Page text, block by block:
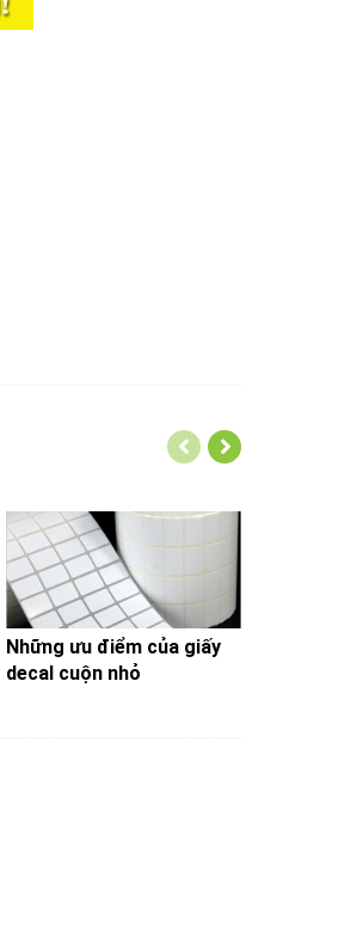
Những ưu điểm của giấy
decal cuộn nhỏ